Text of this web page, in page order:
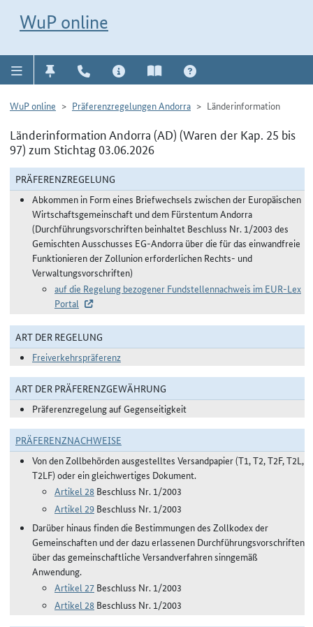
WuP online
WuP online Präferenzregelungen Andorra Länderinformation
Länderinformation Andorra (AD) (Waren der Kap. 25 bis
97) zum Stichtag 03.06.2026
PRÄFERENZREGELUNG
Abkommen in Form eines Briefwechsels zwischen der Europäischen
Wirtschaftsgemeinschaft und dem Fürstentum Andorra
(Durchführungsvorschriften beinhaltet Beschluss Nr. 1/2003 des
Gemischten Ausschusses EG-Andorra über die für das einwandfreie
Funktionieren der Zollunion erforderlichen Rechts- und
Verwaltungsvorschriften)
auf die Regelung bezogener Fundstellennachweis im EUR-Lex
Portal
ART DER REGELUNG
Freiverkehrspräferenz
ART DER PRÄFERENZGEWÄHRUNG
Präferenzregelung auf Gegenseitigkeit
PRÄFERENZNACHWEISE
Von den Zollbehörden ausgestelltes Versandpapier (T1, T2, T2F, T2L,
T2LF) oder ein gleichwertiges Dokument.
Artikel 28 Beschluss Nr. 1/2003
Artikel 29 Beschluss Nr. 1/2003
Darüber hinaus finden die Bestimmungen des Zollkodex der
Gemeinschaften und der dazu erlassenen Durchführungsvorschriften
über das gemeinschaftliche Versandverfahren sinngemäß
Anwendung.
Artikel 27 Beschluss Nr. 1/2003
Artikel 28 Beschluss Nr. 1/2003